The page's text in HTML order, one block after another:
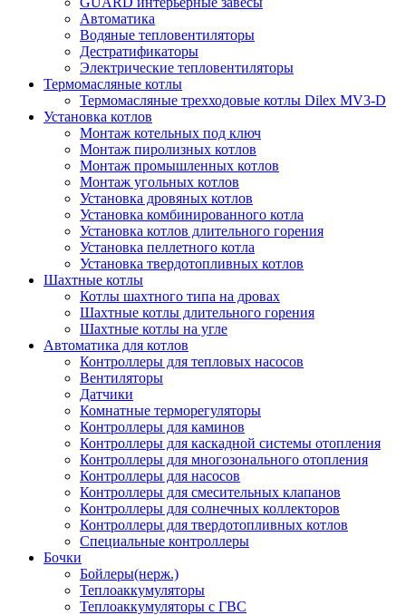
Автоматика
Водяные тепловентиляторы
Дестратификаторы
Электрические тепловентиляторы
Термомасляные котлы
Термомасляные трехходовые котлы Dilex MV3-D
Установка котлов
Монтаж котельных под ключ
Монтаж пиролизных котлов
Монтаж промышленных котлов
Монтаж угольных котлов
Установка дровяных котлов
Установка комбинированного котла
Установка котлов длительного горения
Установка пеллетного котла
Установка твердотопливных котлов
Шахтные котлы
Котлы шахтного типа на дровах
Шахтные котлы длительного горения
Шахтные котлы на угле
Автоматика для котлов
Контроллеры для тепловых насосов
Вентиляторы
Датчики
Комнатные терморегуляторы
Контроллеры для каминов
Контроллеры для каскадной системы отопления
Контроллеры для многозонального отопления
Контроллеры для насосов
Контроллеры для смесительных клапанов
Контроллеры для солнечных коллекторов
Контроллеры для твердотопливных котлов
Специальные контроллеры
Бочки
Бойлеры(нерж.)
Теплоаккумуляторы
Теплоаккумуляторы с ГВС